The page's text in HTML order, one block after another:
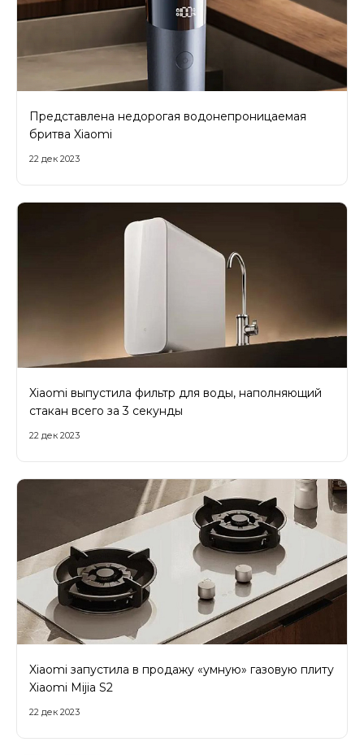
Представлена недорогая водонепроницаемая
бритва Xiaomi
22 дек 2023
Xiaomi выпустила фильтр для воды, наполняющий
стакан всего за 3 секунды
22 дек 2023
Xiaomi запустила в продажу «умную» газовую плиту
Xiaomi Mijia S2
22 дек 2023